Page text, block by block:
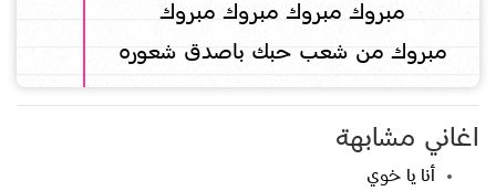
مبروك مبروك مبروك مبروك
مبروك من شعب حبك باصدق شعوره
اغاني مشابهة
أنا يا خوي